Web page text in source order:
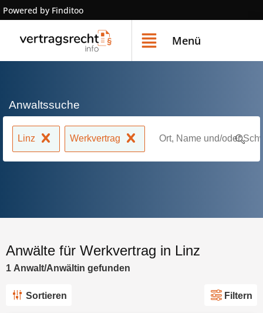
Powered by Finditoo
Menü
Anwaltssuche
Linz Werkvertrag
Anwälte für Werkvertrag in Linz
1 Anwalt/Anwältin gefunden
Sortieren Filtern